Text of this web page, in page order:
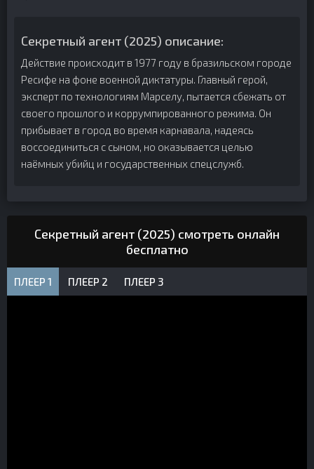
Секретный агент (2025) описание:
Действие происходит в 1977 году в бразильском городе
Ресифе на фоне военной диктатуры. Главный герой,
эксперт по технологиям Марселу, пытается сбежать от
своего прошлого и коррумпированного режима. Он
прибывает в город во время карнавала, надеясь
воссоединиться с сыном, но оказывается целью
наёмных убийц и государственных спецслужб.
Секретный агент (2025) смотреть онлайн
бесплатно
ПЛЕЕР 1 ПЛЕЕР 2 ПЛЕЕР 3